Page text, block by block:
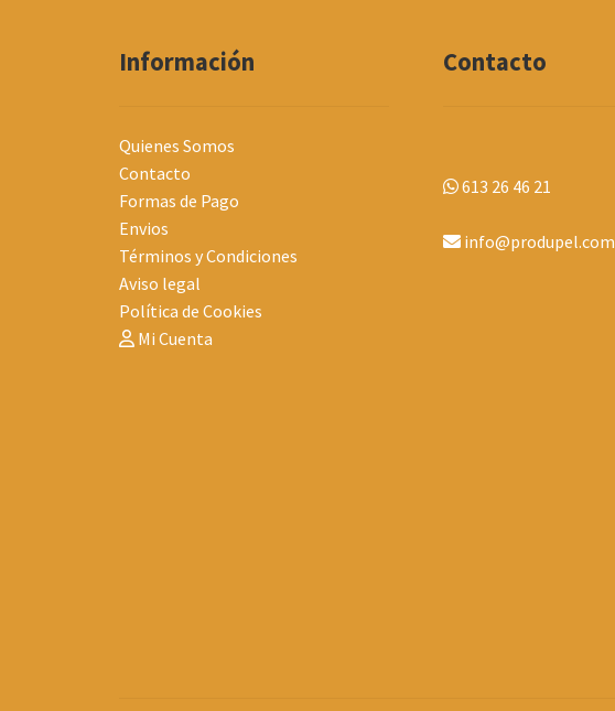
Información
Quienes Somos
Contacto
Formas de Pago
Envios
Términos y Condiciones
Aviso legal
Política de Cookies
Mi Cuenta
Contacto
613 26 46 21
info@produpel.com